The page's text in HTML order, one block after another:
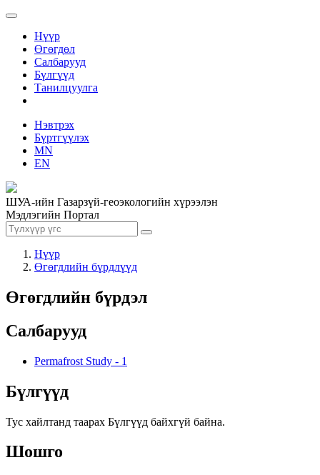
Нүүр
Өгөгдөл
Салбарууд
Бүлгүүд
Танилцуулга
Нэвтрэх
Бүртгүүлэх
MN
EN
ШУА-ийн Газарзүй-геоэкологийн хүрээлэн
Мэдлэгийн Портал
Нүүр
Өгөгдлийн бүрдлүүд
Өгөгдлийн бүрдэл
Салбарууд
Permafrost Study - 1
Бүлгүүд
Тус хайлтанд таарах Бүлгүүд байхгүй байна.
Шошго